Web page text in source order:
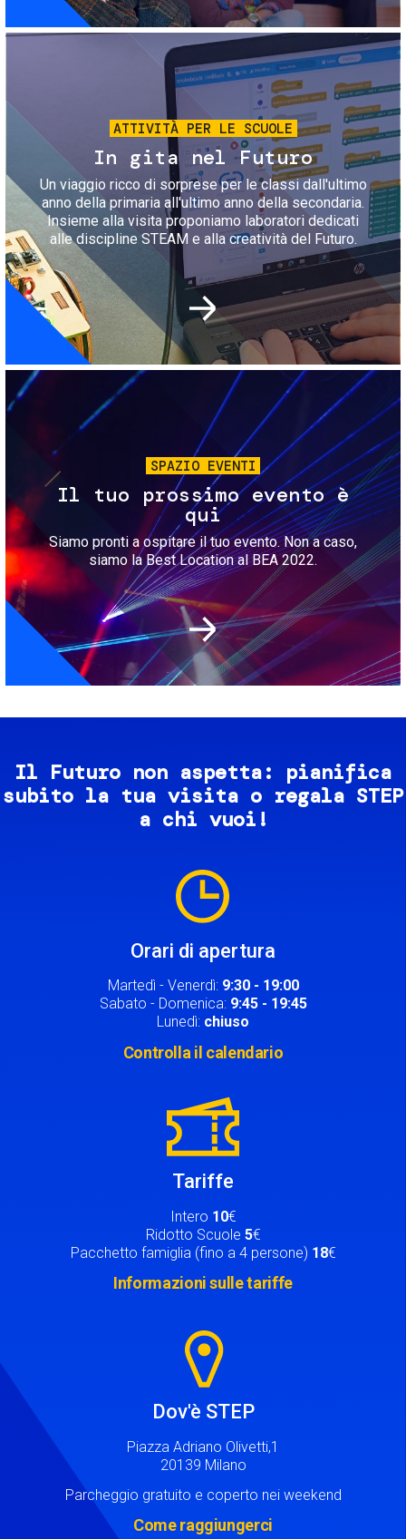
Immagine
ATTIVITÀ PER LE SCUOLE
In gita nel Futuro
Un viaggio ricco di sorprese per le classi dall'ultimo
anno della primaria all'ultimo anno della secondaria.
Insieme alla visita proponiamo laboratori dedicati
alle discipline STEAM e alla creatività del Futuro.
Immagine
SPAZIO EVENTI
Il tuo prossimo evento è
qui
Siamo pronti a ospitare il tuo evento. Non a caso,
siamo la Best Location al BEA 2022.
Il Futuro non aspetta: pianifica
subito la tua visita o regala STEP
a chi vuoi!
Orari di apertura
Martedì - Venerdì: 9:30 - 19:00
Sabato - Domenica: 9:45 - 19:45
Lunedì: chiuso
Controlla il calendario
Tariffe
Intero 10€
Ridotto Scuole 5€
Pacchetto famiglia (fino a 4 persone) 18€
Informazioni sulle tariffe
Dov'è STEP
Piazza Adriano Olivetti,1
20139 Milano
Parcheggio gratuito e coperto nei weekend
Come raggiungerci